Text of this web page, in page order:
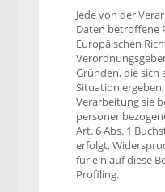
Jede von der
Daten betroffene
Europäischen
Gründen, die sich
Situation
Verarbeitung sie
Art. 6 Abs. 1
erfolgt,
für ein auf diese
Profiling.